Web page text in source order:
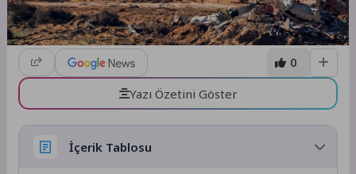
0
Yazı Özetini Göster
İçerik Tablosu